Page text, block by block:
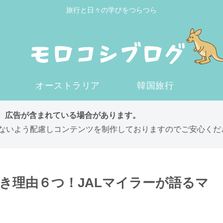
旅行と日々の学びをつらつら
オーストラリア 韓国旅行
告が含まれている場合があります。
よう配慮しコンテンツを制作しておりますのでご安心くだ
理由６つ！JALマイラーが語るマ